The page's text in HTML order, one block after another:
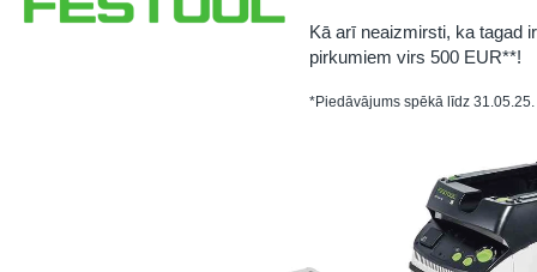
Kā arī neaizmirsti, ka tagad
pirkumiem virs 500 EUR**!
*Piedāvājums spēkā līdz